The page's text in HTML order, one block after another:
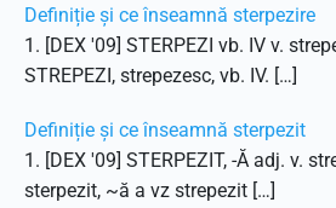
Definiție și ce înseamnă sterpezire
1. [DEX '09] STERPEZI vb. IV v.
STREPEZI, strepezesc, vb. IV. […]
Definiție și ce înseamnă sterpezit
1. [DEX '09] STERPEZIT, -Ă adj. v.
sterpezit, ~ă a vz strepezit […]